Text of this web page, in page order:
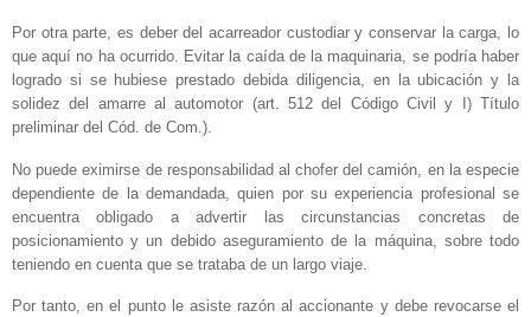
Por otra parte, es deber del acarreador custodiar y conservar la carga, lo
que aquí no ha ocurrido. Evitar la caída de la maquinaria, se podría haber
logrado si se hubiese prestado debida diligencia, en la ubicación y la
solidez del amarre al automotor (art. 512 del Código Civil y I) Título
preliminar del Cód. de Com.).
No puede eximirse de responsabilidad al chofer del camión, en la especie
dependiente de la demandada, quien por su experiencia profesional se
encuentra obligado a advertir las circunstancias concretas de
posicionamiento y un debido aseguramiento de la máquina, sobre todo
teniendo en cuenta que se trataba de un largo viaje.
Por tanto, en el punto le asiste razón al accionante y debe revocarse el